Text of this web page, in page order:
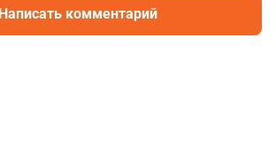
Написать комментарий